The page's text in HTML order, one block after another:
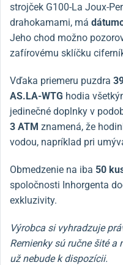
strojček G100-La Joux-
drahokamami, má
Jeho chod možno
zafírovému sklíčku
Vďaka priemeru puzdra
AS.LA-WTG hodia
jedinečné doplnky v
3 ATM znamená, že
vodou, napríklad pri
Obmedzenie na iba 50
spoločnosti Inhorgenta
exkluzivity.
Výrobca si vyhradzuje
Remienky sú ručne šité a
už nebude k dispozícii.